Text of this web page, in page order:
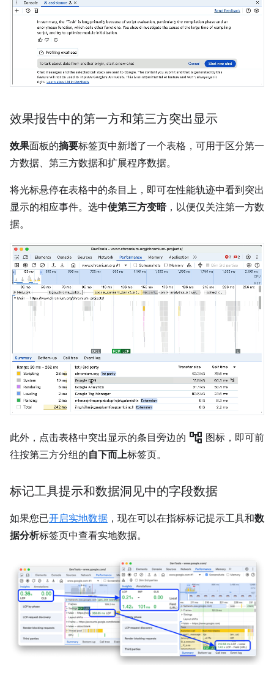
效果报告中的第一方和第三方突出显示
效果面板的摘要标签页中新增了一个表格，可用于区分第一
方数据、第三方数据和扩展程序数据。
将光标悬停在表格中的条目上，即可在性能轨迹中看到突出
显示的相应事件。选中使第三方变暗，以便仅关注第一方数
据。
此外，点击表格中突出显示的条目旁边的 account_tree 图标，即可前
往按第三方分组的自下而上标签页。
标记工具提示和数据洞见中的字段数据
如果您已开启实地数据 ，现在可以在指标标记提示工具和数
据分析标签页中查看实地数据。